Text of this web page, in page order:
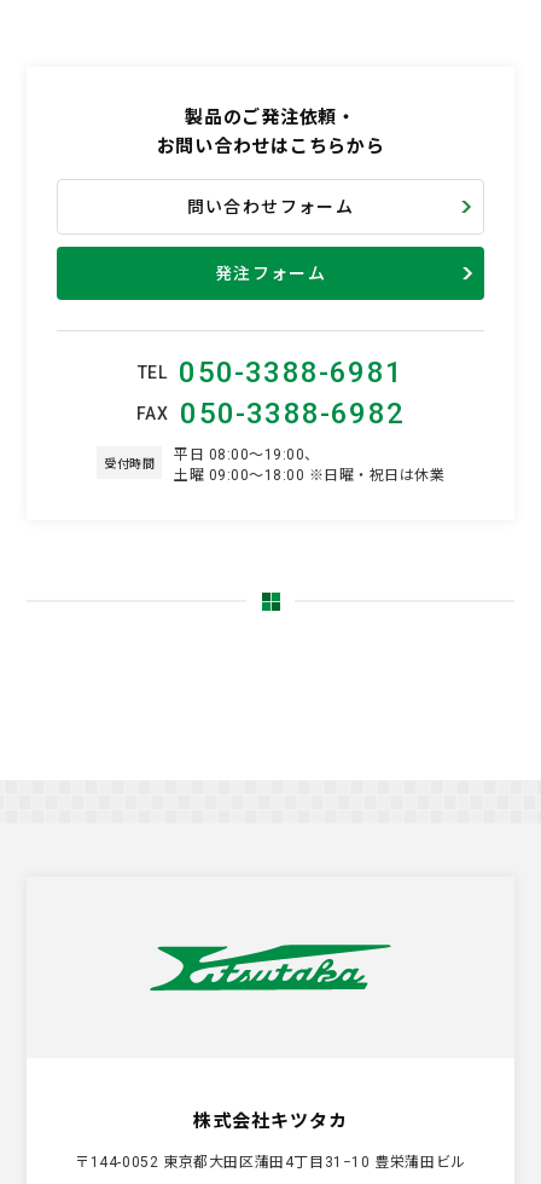
製品のご発注依頼・
お問い合わせはこちらから
問い合わせフォーム
発注フォーム
TEL 050-3388-6981
FAX 050-3388-6982
受付時間
平日 08:00～19:00、
土曜 09:00～18:00 ※日曜・祝日は休業
株式会社キツタカ
〒144-0052 東京都大田区蒲田4丁目31−10 豊栄蒲田ビル